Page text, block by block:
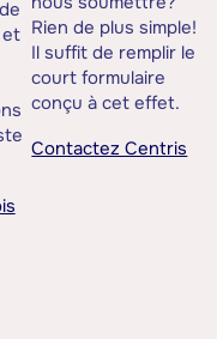
et Rien de plus simple!
Il suffit de remplir le
court formulaire
conçu à cet effet.
Contactez Centris